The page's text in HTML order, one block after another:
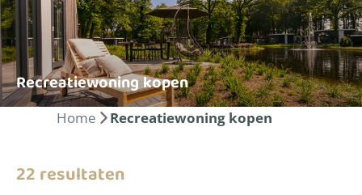
Recreatiewoning kopen
Home Recreatiewoning kopen
22 resultaten